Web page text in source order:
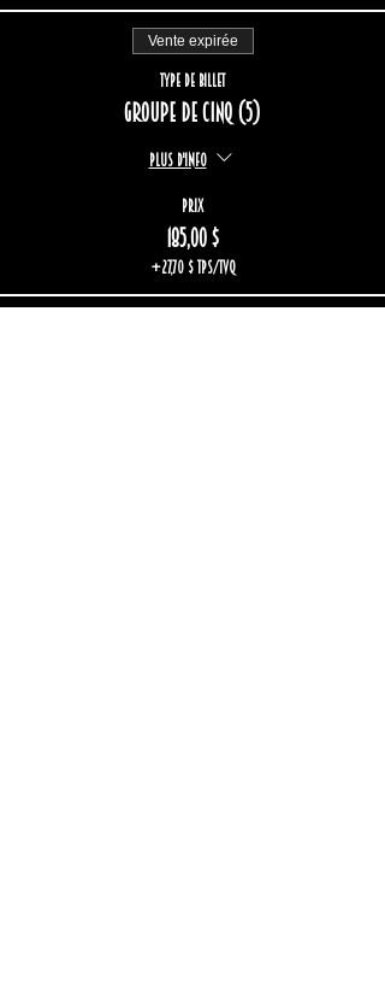
Vente expirée
Type de billet
Groupe de cinq (5)
Plus d'info
Prix
185,00 $
+27,70 $ TPS/TVQ